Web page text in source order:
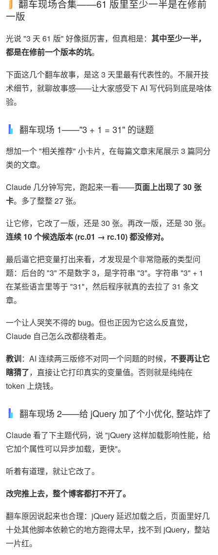
翻车现场合集——61 版里至少一半是在修前
一版
光说 "3 天 61 版" 好像挺厉害，但真相是： 其中至少一半，
都是在修前一个版本的坑。
下面这几个翻车故事，是这 3 天里最有代表性的。不展开技
术细节，就聊故事感——让大家感受下 AI 写代码到底是啥体
验。
翻车现场 1——"3 + 1 = 31" 的谜题
想加一个 "相关推荐" 小卡片，在每篇文章末尾展示 3 篇同分
类的文章。
Claude 几分钟写完，跑起来一看——页面上出现了 30 张
卡。多了整整 27 张。
让它修，它改了一版，还是 30 张。再改一版，还是 30 张。
连续 10 个候选版本 (rc.01 → rc.10) 都没修对。
最后逼它把变量打出来看，才发现是个非常隐蔽的类型问
题：后台的 "3" 不是数字 3，是字符串 "3"。字符串 "3" + 1
在某些语言里等于 "31"，然后程序就真的去拉了 31 条文
章。
一个让人哭笑不得的 bug。但也正因为它这么反直觉，
Claude 自己怎么改都绕着走。
教训：AI 连续两三版修不对同一个问题的时候， 不要再让它
瞎猜了，直接让它打印真实的变量值。否则就是纯纯在
token 上烧钱。
翻车现场 2——给 jQuery 加了个小优化, 整站炸了
Claude 看了下主题代码，说 "jQuery 这样加载影响性能，给
它加个属性可以异步加载，更快"。
听着有道理，就让它改了。
改完推上去，整个博客都打不开了。
翻车原因说起来也合理：jQuery 延迟加载之后，页面里好几
十处其他脚本依赖它的地方跑得太早，找不到 jQuery，整站
一片红。